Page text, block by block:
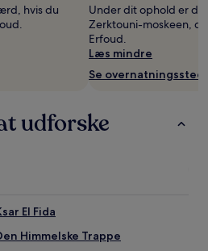
hvis du
Under dit ophold er
Zerktouni-moskeen,
Erfoud.
Læs mindre
Se
udforske
El Fida
Himmelske Trappe